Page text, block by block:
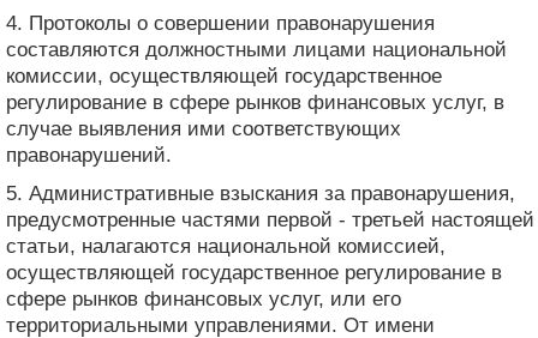
4. Протоколы о совершении правонарушения
составляются должностными лицами национальной
комиссии, осуществляющей государственное
регулирование в сфере рынков финансовых услуг, в
случае выявления ими соответствующих
правонарушений.
5. Административные взыскания за правонарушения,
предусмотренные частями первой - третьей настоящей
статьи, налагаются национальной комиссией,
осуществляющей государственное регулирование в
сфере рынков финансовых услуг, или его
территориальными управлениями. От имени